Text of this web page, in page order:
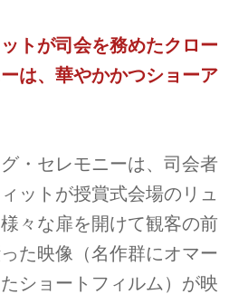
トが司会を務めたクロー
は、華やかかつショーア
・セレモニーは、司会者
ットが授賞式会場のリュ
々な扉を開けて観客の前
た映像（名作群にオマー
ショートフィルム）が映